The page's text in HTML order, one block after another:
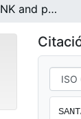
ROS-Induced JNK and p38 Signaling Is Required for Unpaired Cytokine Activation during Drosophila Regeneration